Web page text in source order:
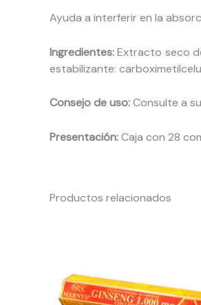
Ayuda a interferir en la
Ingredientes:Extracto seco
estabilizante:
Consejo de uso:Consulte a
Presentación:Caja con 28
Productos relacionados